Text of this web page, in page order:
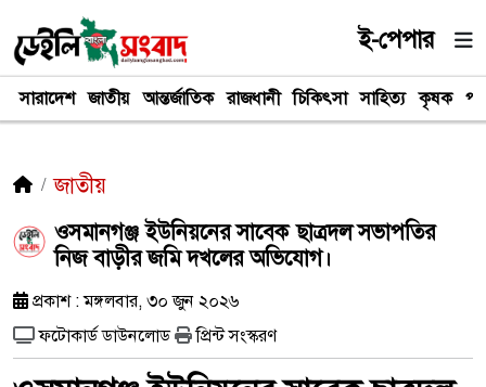
ই-পেপার
সারাদেশ জাতীয় আন্তর্জাতিক রাজধানী চিকিৎসা সাহিত্য কৃষক
জাতীয়
ওসমানগঞ্জ ইউনিয়নের সাবেক ছাত্রদল সভাপতির
নিজ বাড়ীর জমি দখলের অভিযোগ।
প্রকাশ : মঙ্গলবার, ৩০ জুন ২০২৬
ফটোকার্ড ডাউনলোড
প্রিন্ট সংস্করণ